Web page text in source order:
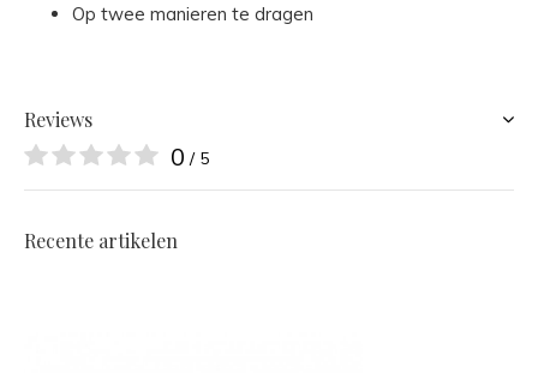
Op twee manieren te dragen
Reviews
0 / 5
Recente artikelen